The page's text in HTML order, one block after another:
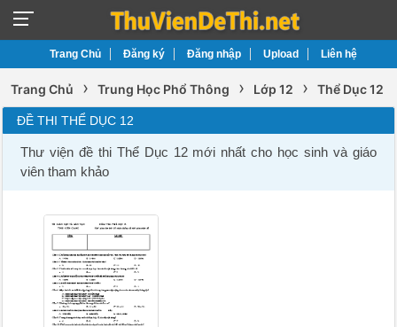
Trang Chủ Đăng ký Đăng nhập Upload Liên hệ
Trang Chủ › Trung Học Phổ Thông › Lớp 12 › Thể Dục 12
ĐỀ THI THỂ DỤC 12
Thư viện đề thi Thể Dục 12 mới nhất cho học sinh và giáo
viên tham khảo